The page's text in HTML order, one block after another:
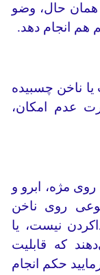
همان حال، وضو
هم انجام دهد.
ناخن چسبیده
عدم امکان،
مژه، ابرو و
روی ناخن
نیست، یا
که قابلیت
حکم انجام